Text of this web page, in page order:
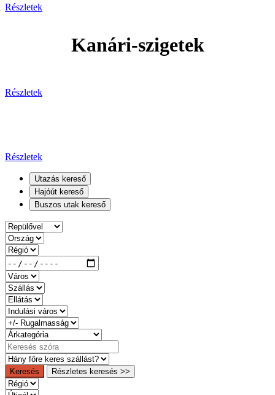
Részletek
Kanári-szigetek
Részletek
Részletek
Utazás kereső
Hajóút kereső
Buszos utak kereső
Keresés Részletes keresés >>